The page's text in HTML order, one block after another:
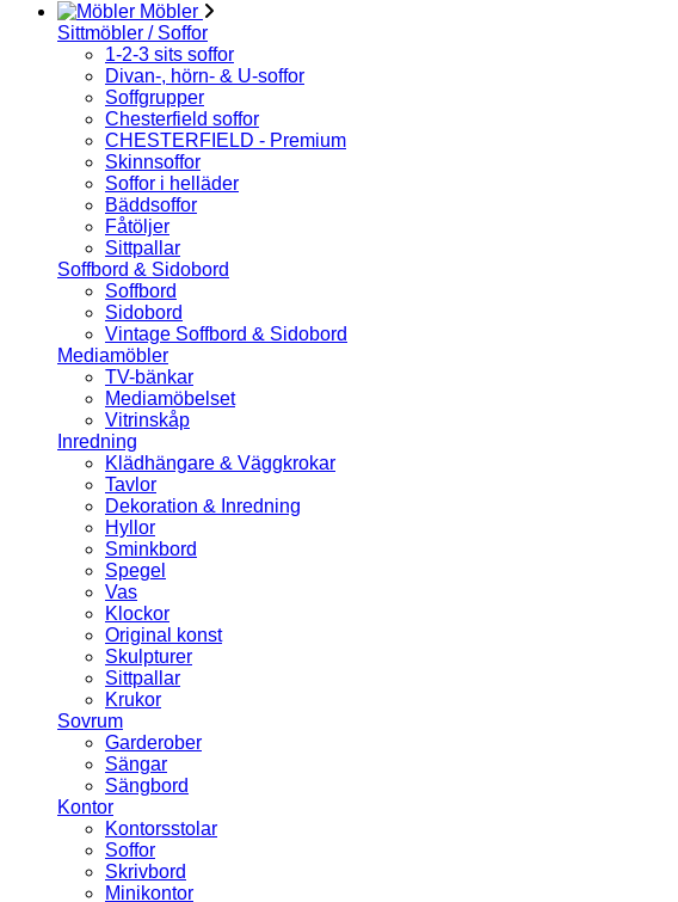
Möbler
Sittmöbler / Soffor
1-2-3 sits soffor
Divan-, hörn- & U-soffor
Soffgrupper
Chesterfield soffor
CHESTERFIELD - Premium
Skinnsoffor
Soffor i helläder
Bäddsoffor
Fåtöljer
Sittpallar
Soffbord & Sidobord
Soffbord
Sidobord
Vintage Soffbord & Sidobord
Mediamöbler
TV-bänkar
Mediamöbelset
Vitrinskåp
Inredning
Klädhängare & Väggkrokar
Tavlor
Dekoration & Inredning
Hyllor
Sminkbord
Spegel
Vas
Klockor
Original konst
Skulpturer
Sittpallar
Krukor
Sovrum
Garderober
Sängar
Sängbord
Kontor
Kontorsstolar
Soffor
Skrivbord
Minikontor